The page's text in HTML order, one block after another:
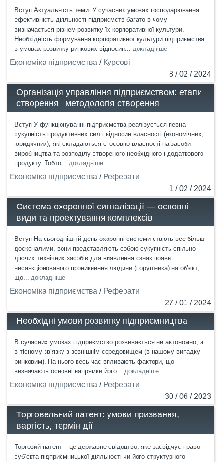
Вступ Актуальність теми. У сучасних умовах господарювання
ефективність діяльності підприємств багато в чому
визначається рівнем розвитку їх корпоративної культури.
Необхідність формування корпоративної культури підприємства
в умовах розвитку ринкових відносин... докладніше
Економіка підприємства / Курсові
8 / 02 / 2024
Організація управління підприємством: етапи
створення і методологія створення
Вступ У функціонуванні підприємства реалізується певна
сукупність продуктивних сил і відносин власності (економічних,
юридичних), які складаються стосовно власності на засоби
виробництва та розподілу створеного необхідного і додаткового
продукту. Тобто... докладніше
Економіка підприємства / Реферати
1 / 02 / 2024
Система охоронної сигналізації — основні
види та проектування комплексів
Вступ На сьогоднішній день охоронні системи стають все більш
досконалими, вони представляють собою сукупність спільно
діючих технічних засобів для виявлення ознак появи
несанкціонованого проникнення людини (порушника) на об’єкт,
що... докладніше
Економіка підприємства / Реферати
27 / 01 / 2024
Необхідні умови розвитку підприємництва
В сучасних умовах підприємство розвивається не автономно, а
в тісному зв’язку з зовнішнім середовищем (в нашому випадку
ринковим). На нього весь час впливають фактори, що
визначають основні напрямки його... докладніше
Економіка підприємства / Реферати
30 / 06 / 2023
Торговельний патент: умови призвання,
вартість, термін дії
Торговий патент – це державне свідоцтво, яке засвідчує право
суб’єкта підприємницької діяльності чи його структурного